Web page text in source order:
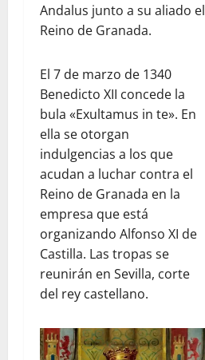
Andalus junto a su aliado el
Reino de Granada.
El 7 de marzo de 1340
Benedicto XII concede la
bula «Exultamus in te». En
ella se otorgan
indulgencias a los que
acudan a luchar contra el
Reino de Granada en la
empresa que está
organizando Alfonso XI de
Castilla. Las tropas se
reunirán en Sevilla, corte
del rey castellano.